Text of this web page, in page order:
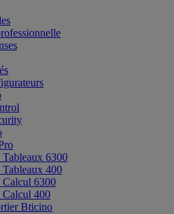
6300
400
6300
400
Bticino